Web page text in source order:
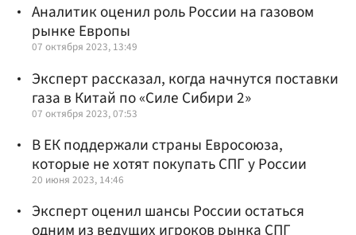
Аналитик оценил роль России на газовом
рынке Европы
07 октября 2023, 13:49
Эксперт рассказал, когда начнутся поставки
газа в Китай по «Силе Сибири 2»
07 октября 2023, 07:53
В ЕК поддержали страны Евросоюза,
которые не хотят покупать СПГ у России
20 июня 2023, 14:46
Эксперт оценил шансы России остаться
одним из ведущих игроков рынка СПГ